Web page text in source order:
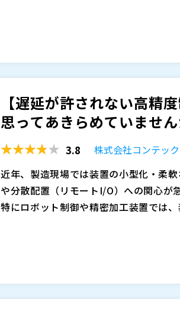
※共催、協賛、協力、講演企業は将来
で「全体像が見えない」「データ流量
ます。そうした可視化されていない通
している状況の方も多いのではないでし
され、ネットワーク全体の状況を把握
いことが不安につながっています。ま
ず、被害が拡大する恐れがあります。
みづくりが求められています。
OTネットワークでは、可視化されて
されているネットワーク担当者、また
の方を対象に開催します。OTセキュリ
ght Technologiesの連携ソリューショ
わかっているが、まず何から始めるべ
環境を守りたい方は、ぜひ本セミナー
キーサイト・テクノロジー株式会社（）
SCSK株式会社（ ）
株式会社オープンソース活用研究所（）
マジセミ株式会社（ ）
※共催、協賛、協力、講演企業は将来的
【遅延が許されない高精
思ってあきらめていませ
3.8
株式会社コンテック
近年、製造現場では装置の小型化・柔
や分散配置（リモートI/O）への関心が
特にロボット制御や精密加工装置では
しかしながら、高精度な同期制御や低
まり、必要以上に高機能なマスタやI/